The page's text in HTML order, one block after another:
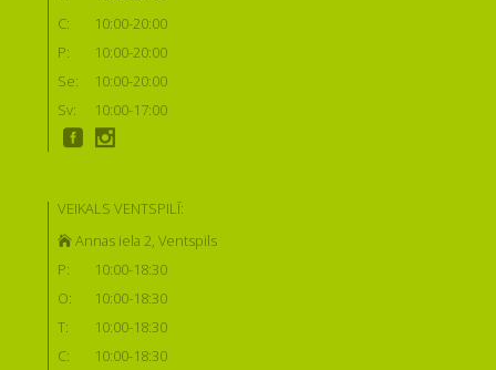
C:
10:00-20:00
P:
10:00-20:00
Se:
10:00-20:00
Sv:
10:00-17:00
VEIKALS VENTSPILĪ:
Annas iela 2, Ventspils
P:
10:00-18:30
O:
10:00-18:30
T:
10:00-18:30
C:
10:00-18:30